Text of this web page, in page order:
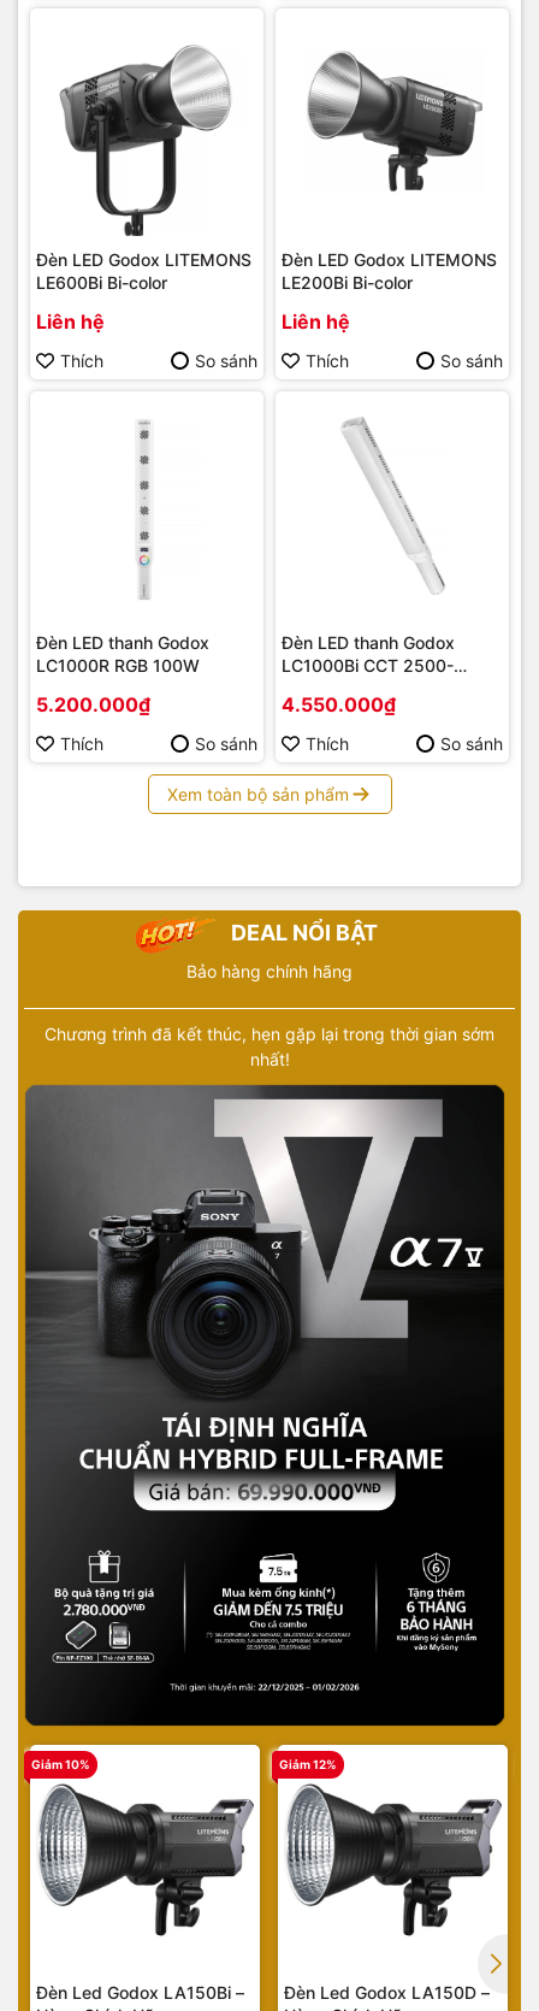
Đèn LED Godox LITEMONS
LE600Bi Bi-color
Liên hệ
Thích So sánh
Đèn LED Godox LITEMONS
LE200Bi Bi-color
Liên hệ
Thích So sánh
Đèn LED thanh Godox
LC1000R RGB 100W
5.200.000₫
Thích So sánh
Đèn LED thanh Godox
LC1000Bi CCT 2500-
4.550.000₫
Thích So sánh
Xem toàn bộ sản phẩm
DEAL NỔI BẬT
Bảo hàng chính hãng
Chương trình đã kết thúc, hẹn gặp lại trong thời gian sớm
nhất!
Giảm 10%
Đèn Led Godox LA150Bi –
Giảm 12%
Đèn Led Godox LA150D –